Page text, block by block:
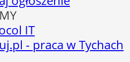
IT
- praca w Tychach